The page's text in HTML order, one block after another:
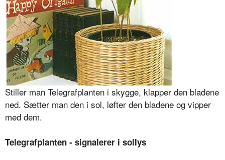
Stiller man Telegrafplanten i skygge, klapper den bladene
ned. Sætter man den i sol, løfter den bladene og vipper
med dem.
Telegrafplanten - signalerer i sollys